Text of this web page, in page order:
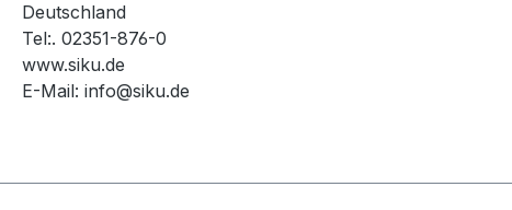
Deutschland
Tel:. 02351-876-0
www.siku.de
E-Mail: info@siku.de